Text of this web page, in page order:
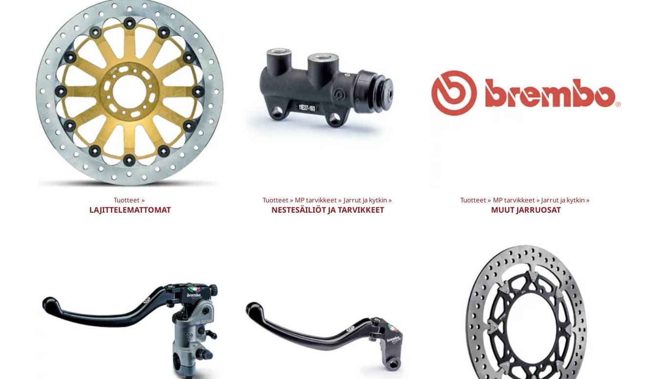
Tuotteet ‪»
LAJITTELEMATTOMAT
Tuotteet‪» MP tarvikkeet‪» Jarrut ja kytkin‪»
NESTESÄILIÖT JA TARVIKKEET
Tuotteet‪» MP tarvikkeet‪» Jarrut ja kytkin‪»
MUUT JARRUOSAT